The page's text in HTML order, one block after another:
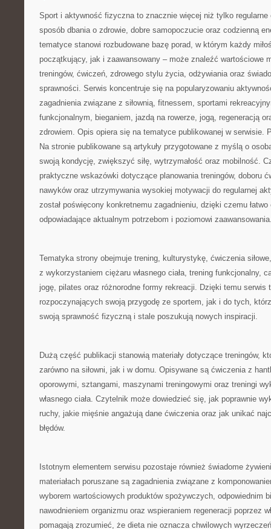
Sport i aktywność fizyczna to znacznie więcej niż tylko
sposób dbania o zdrowie, dobre samopoczucie oraz codzienną
tematyce stanowi rozbudowane bazę porad, w którym każdy
początkujący, jak i zaawansowany – może znaleźć wartościowe
treningów, ćwiczeń, zdrowego stylu życia, odżywiania oraz
sprawności. Serwis koncentruje się na popularyzowaniu
zagadnienia związane z siłownią, fitnessem, sportami
funkcjonalnym, bieganiem, jazdą na rowerze, jogą, regeneracją
zdrowiem. Opis opiera się na tematyce publikowanej w serwisie.
Na stronie publikowane są artykuły przygotowane z myślą o
swoją kondycję, zwiększyć siłę, wytrzymałość oraz mobilność.
praktyczne wskazówki dotyczące planowania treningów, doboru
nawyków oraz utrzymywania wysokiej motywacji do regularnej
został poświęcony konkretnemu zagadnieniu, dzięki czemu
odpowiadające aktualnym potrzebom i poziomowi
Tematyka strony obejmuje trening, kulturystykę, ćwiczenia
z wykorzystaniem ciężaru własnego ciała, trening funkcjonalny,
jogę, pilates oraz różnorodne formy rekreacji. Dzięki temu serwis
rozpoczynających swoją przygodę ze sportem, jak i do tych,
swoją sprawność fizyczną i stale poszukują nowych inspiracji.
Dużą część publikacji stanowią materiały dotyczące treningów,
zarówno na siłowni, jak i w domu. Opisywane są ćwiczenia z
oporowymi, sztangami, maszynami treningowymi oraz treningi
własnego ciała. Czytelnik może dowiedzieć się, jak poprawnie
ruchy, jakie mięśnie angażują dane ćwiczenia oraz jak unikać
błędów.
Istotnym elementem serwisu pozostaje również świadome
materiałach poruszane są zagadnienia związane z
wyborem wartościowych produktów spożywczych, odpowiednim
nawodnieniem organizmu oraz wspieraniem regeneracji poprzez
pomagają zrozumieć, że dieta nie oznacza chwilowych